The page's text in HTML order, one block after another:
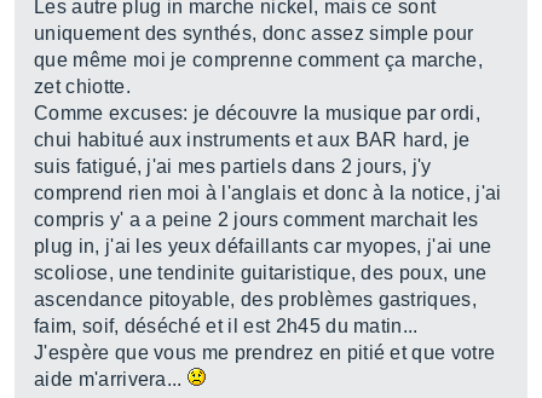
Les autre plug in marche nickel, mais ce sont
uniquement des synthés, donc assez simple pour
que même moi je comprenne comment ça marche,
zet chiotte.
Comme excuses: je découvre la musique par ordi,
chui habitué aux instruments et aux BAR hard, je
suis fatigué, j'ai mes partiels dans 2 jours, j'y
comprend rien moi à l'anglais et donc à la notice, j'ai
compris y' a a peine 2 jours comment marchait les
plug in, j'ai les yeux défaillants car myopes, j'ai une
scoliose, une tendinite guitaristique, des poux, une
ascendance pitoyable, des problèmes gastriques,
faim, soif, déséché et il est 2h45 du matin...
J'espère que vous me prendrez en pitié et que votre
aide m'arrivera...